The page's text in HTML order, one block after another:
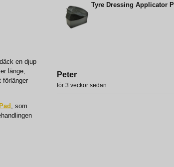
Tyre Dressing Applicator
en djup
länge,
förlänger
, som
Peter
för 3 veckor sedan